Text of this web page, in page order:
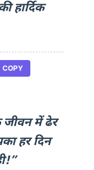
हार्दिक
COPY
में ढेर
हर दिन